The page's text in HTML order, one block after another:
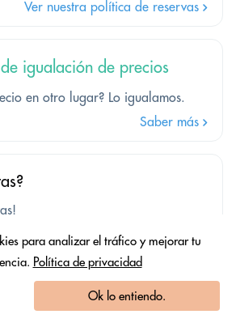
para analizar el tráfico y mejorar tu
Política de privacidad
Ok lo entiendo.
Ver nuestra política de reservas
igualación de precios
en otro lugar? Lo igualamos.
Saber más
Contáctenos